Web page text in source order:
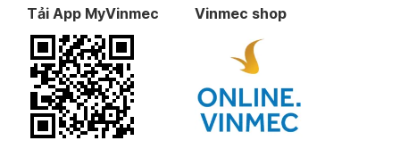
Tải App MyVinmec Vinmec shop